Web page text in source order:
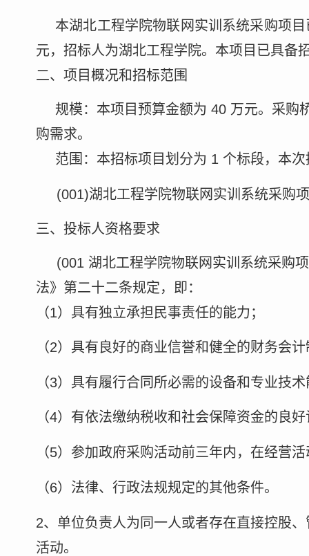
本湖北工程学院物联网实训系统采购项
元，招标人为湖北工程学院。本项目已具备
二、项目概况和招标范围
规模：本项目预算金额为 40 万元。采购
购需求。
范围：本招标项目划分为 1 个标段，本
(001)湖北工程学院物联网实训系统采购
三、投标人资格要求
(001 湖北工程学院物联网实训系统采购
法》第二十二条规定，即：
（1）具有独立承担民事责任的能力；
（2）具有良好的商业信誉和健全的财务会
（3）具有履行合同所必需的设备和专业技
（4）有依法缴纳税收和社会保障资金的良好
（5）参加政府采购活动前三年内，在经营
（6）法律、行政法规规定的其他条件。
2、单位负责人为同一人或者存在直接控股
活动。